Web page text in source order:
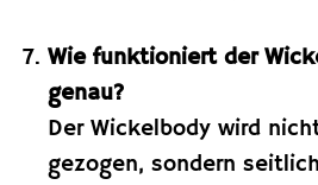
Wie funktioniert der
genau?
Der Wickelbody wird
gezogen, sondern